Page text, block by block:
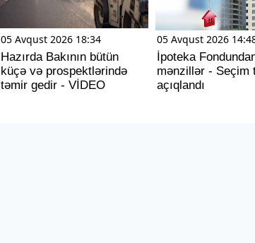
05 Avqust 2026 18:34
Hazırda Bakının bütün
küçə və prospektlərində
təmir gedir - VİDEO
05 Avqust 2026
İpoteka
mənzillər - Seçim
açıqlandı